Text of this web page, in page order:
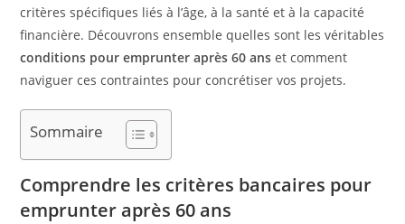
critères spécifiques liés à l’âge, à la santé et à la capacité
financière. Découvrons ensemble quelles sont les véritables
conditions pour emprunter après 60 ans et comment
naviguer ces contraintes pour concrétiser vos projets.
Sommaire
Comprendre les critères bancaires pour
emprunter après 60 ans